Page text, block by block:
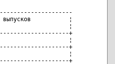
и выпусков           ¦
¦
+
¦
+
¦
+